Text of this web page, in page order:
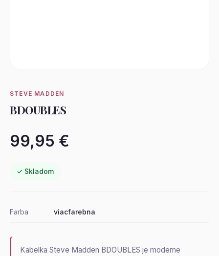
STEVE MADDEN
BDOUBLES
99,95 €
✓ Skladom
Farba viacfarebna
Kabelka Steve Madden BDOUBLES je moderne